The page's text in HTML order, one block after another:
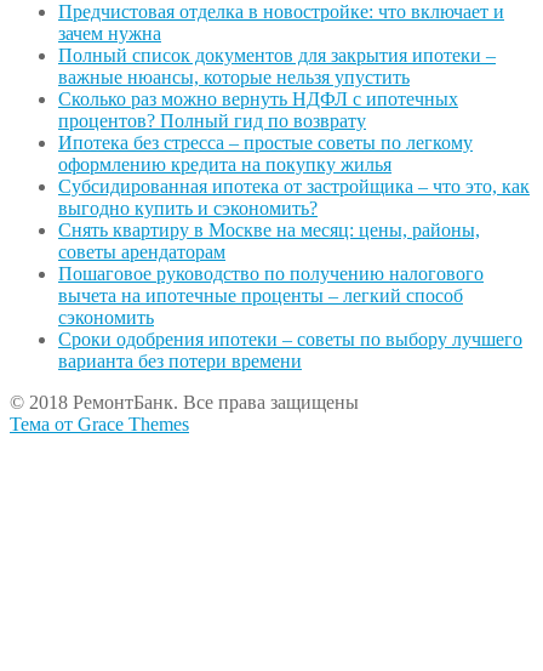
Предчистовая отделка в новостройке: что включает и
зачем нужна
Полный список документов для закрытия ипотеки –
важные нюансы, которые нельзя упустить
Сколько раз можно вернуть НДФЛ с ипотечных
процентов? Полный гид по возврату
Ипотека без стресса – простые советы по легкому
оформлению кредита на покупку жилья
Субсидированная ипотека от застройщика – что это, как
выгодно купить и сэкономить?
Снять квартиру в Москве на месяц: цены, районы,
советы арендаторам
Пошаговое руководство по получению налогового
вычета на ипотечные проценты – легкий способ
сэкономить
Сроки одобрения ипотеки – советы по выбору лучшего
варианта без потери времени
© 2018 РемонтБанк. Все права защищены
Тема от Grace Themes